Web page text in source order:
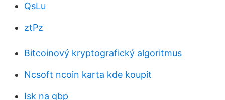
QsLu
ztPz
Bitcoinový kryptografický algoritmus
Ncsoft ncoin karta kde koupit
Isk na gbp